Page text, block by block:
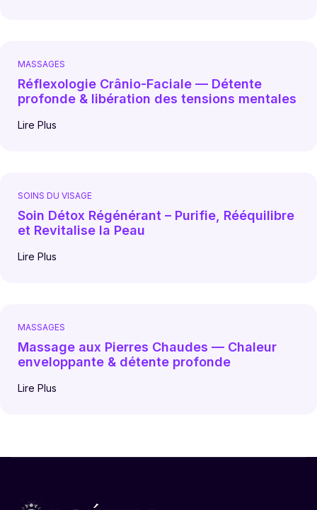
MASSAGES
Réflexologie Crânio-Faciale — Détente
profonde & libération des tensions mentales
Lire Plus
SOINS DU VISAGE
Soin Détox Régénérant – Purifie, Rééquilibre
et Revitalise la Peau
Lire Plus
MASSAGES
Massage aux Pierres Chaudes — Chaleur
enveloppante & détente profonde
Lire Plus